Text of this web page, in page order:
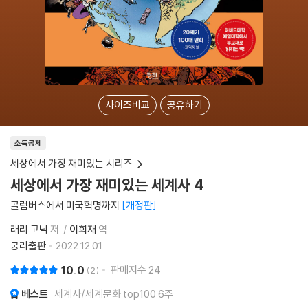
사이즈비교 공유하기
소득공제
세상에서 가장 재미있는 시리즈
세상에서 가장 재미있는 세계사 4
콜럼버스에서 미국혁명까지 개정판
래리 고닉 저 이희재 역
궁리출판
2022.12.01.
10.0 2 판매지수 24
베스트 세계사/세계문화 top100 6주